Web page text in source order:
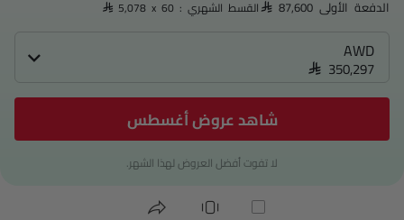
الدفعة الأولى SAR 87,600 القسط الشهري : SAR 5,078 x 60
AWD
SAR 350,297
شاهد عروض أغسطس
لا تفوت أفضل العروض لهذا الشهر.